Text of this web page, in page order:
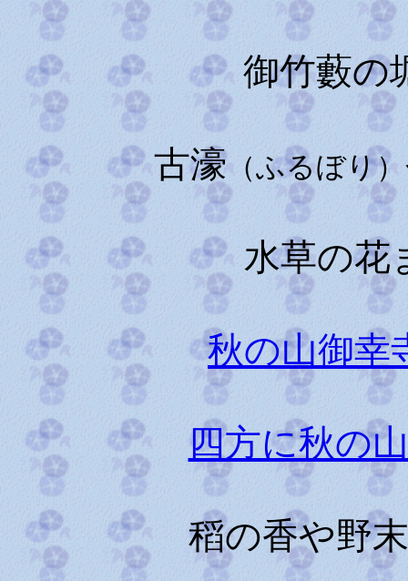
御竹藪の
古濠（ふるぼり）
水草の花
秋の山御幸
四方に秋の
稻の香や野